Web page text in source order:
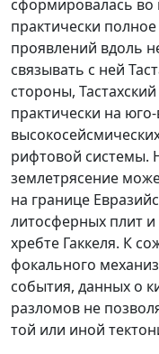
сформировалась во
практически
проявлений вдоль
связывать с ней
стороны,
практически на
рифтовой системы.
землетрясение
на границе
литосферных плит
хребте Гаккеля. К
фокального
события, данных о
разломов не
той или иной